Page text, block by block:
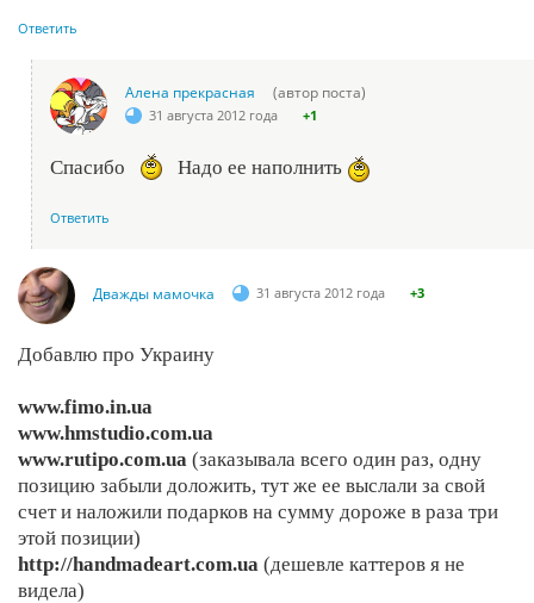
Ответить
Алена прекрасная (автор поста)
31 августа 2012 года +1
Спасибо Надо ее наполнить
Ответить
Дважды мамочка 31 августа 2012 года +3
Добавлю про Украину
www.fimo.in.ua
www.hmstudio.com.ua
www.rutipo.com.ua (заказывала всего один раз, одну
позицию забыли доложить, тут же ее выслали за свой
счет и наложили подарков на сумму дороже в раза три
этой позиции)
http://handmadeart.com.ua (дешевле каттеров я не
видела)